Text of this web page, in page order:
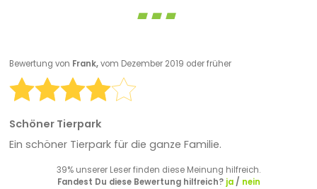
Bewertung von Frank,vom Dezember 2019 oder früher
Schöner Tierpark
Ein schöner Tierpark für die ganze Familie.
39% unserer Leser finden diese Meinung hilfreich.
Fandest Du diese Bewertung hilfreich? ja/ nein